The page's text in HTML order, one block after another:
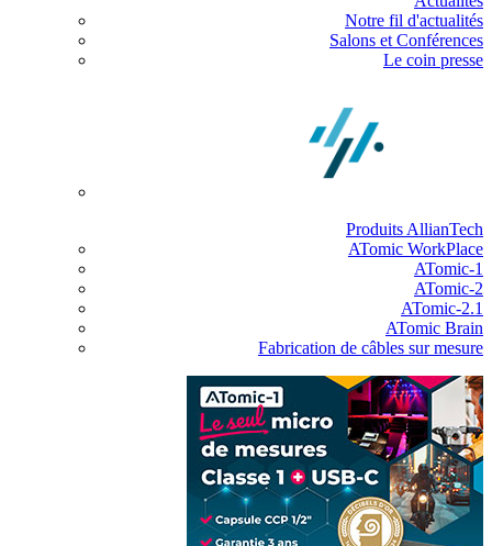
Notre fil d'actualités
Salons et Conférences
Le coin presse
Produits AllianTech
ATomic WorkPlace
ATomic-1
ATomic-2
ATomic-2.1
ATomic Brain
Fabrication de câbles sur mesure